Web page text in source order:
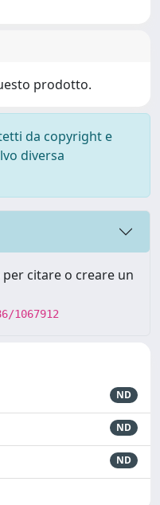
prodotto.
da copyright e
diversa
citare o creare un
1067912
ND
ND
ND